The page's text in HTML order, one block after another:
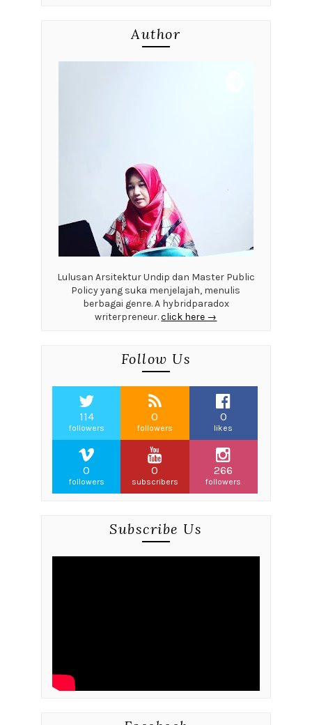
Author
Lulusan Arsitektur Undip dan Master Public
Policy yang suka menjelajah, menulis
berbagai genre. A hybridparadox
writerpreneur.click here →
Follow Us
114
followers
0
followers
0
likes
0
followers
0
subscribers
266
followers
Subscribe Us